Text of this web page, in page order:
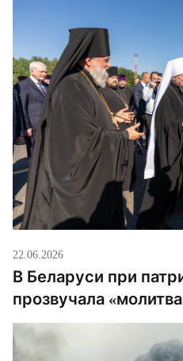
22.06.2026
В Беларуси при
прозвучала